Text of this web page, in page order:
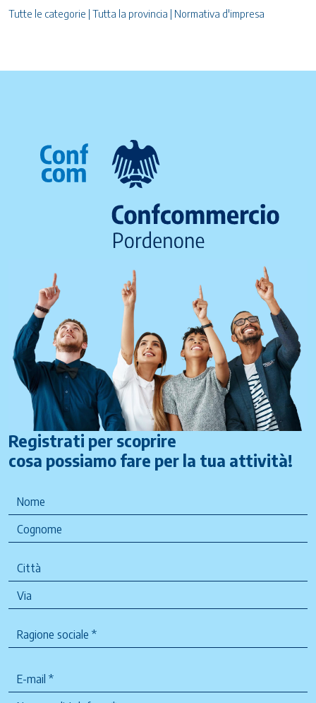
Tutte le categorie | Tutta la provincia | Normativa d'impresa
Registrati per scoprire
cosa possiamo fare per la tua attività!